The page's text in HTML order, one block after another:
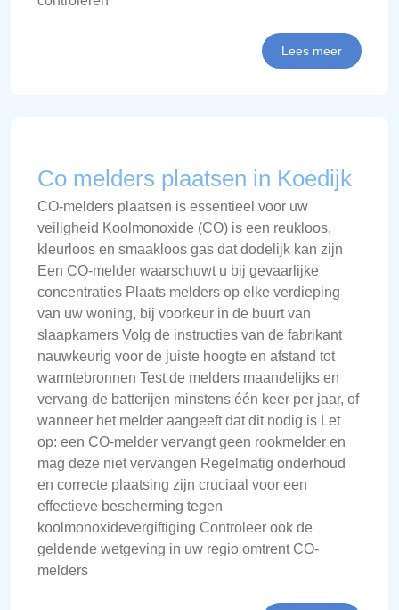
Lees meer
Co melders plaatsen in Koedijk
CO-melders plaatsen is essentieel voor uw
veiligheid Koolmonoxide (CO) is een reukloos,
kleurloos en smaakloos gas dat dodelijk kan zijn
Een CO-melder waarschuwt u bij gevaarlijke
concentraties Plaats melders op elke verdieping
van uw woning, bij voorkeur in de buurt van
slaapkamers Volg de instructies van de fabrikant
nauwkeurig voor de juiste hoogte en afstand tot
warmtebronnen Test de melders maandelijks en
vervang de batterijen minstens één keer per jaar, of
wanneer het melder aangeeft dat dit nodig is Let
op: een CO-melder vervangt geen rookmelder en
mag deze niet vervangen Regelmatig onderhoud
en correcte plaatsing zijn cruciaal voor een
effectieve bescherming tegen
koolmonoxidevergiftiging Controleer ook de
geldende wetgeving in uw regio omtrent CO-
melders